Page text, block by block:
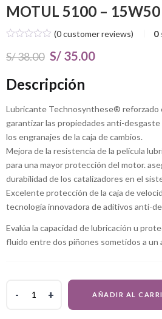
MOTUL 5100 – 15W50
(0customer reviews) 0
S/38.00 El
precio
original
era:
S/ 38.00.
S/ 35.00El
es:
S/ 35.00.
Descripción
Lubricante Technosynthese® reforzado
garantizar las propiedades anti-
los engranajes de la caja de cambios.
Mejora de la resistencia de la película
para una mayor protección del motor.
durabilidad de los catalizadores en el
Excelente protección de la caja de
tecnología innovadora de aditivos anti-
Evalúa la capacidad de lubricación u
fluido entre dos piñones sometidos a un
AÑADIR AL